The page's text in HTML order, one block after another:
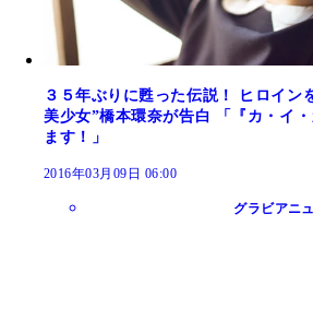
３５年ぶりに甦った伝説！ ヒロイン
美少女”橋本環奈が告白 「『カ・イ
ます！」
2016年03月09日 06:00
グラビアニ